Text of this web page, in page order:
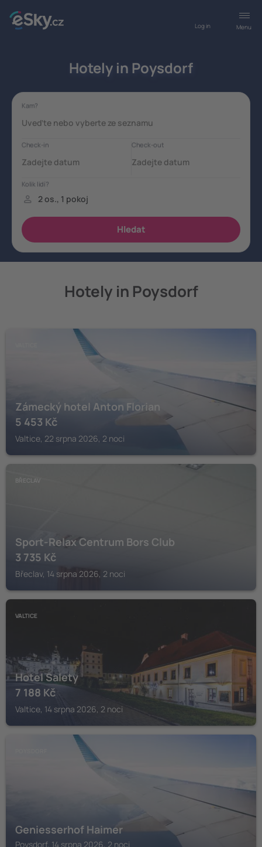
Menu
Log in
Hotely in Poysdorf
Hotely in Poysdorf
Zámecký hotel Anton Florian
5 453 Kč
Valtice, 22 srpna 2026, 2 noci
BŘECLAV
Sport-Relax Centrum Bors Club
3 735 Kč
Břeclav, 14 srpna 2026, 2 noci
VALTICE
Hotel Salety
7 188 Kč
Valtice, 14 srpna 2026, 2 noci
Geniesserhof Haimer
Poysdorf, 14 srpna 2026, 2 noci